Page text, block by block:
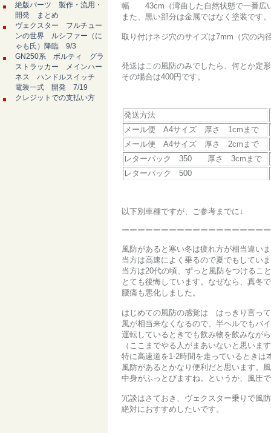
絶版パーツ 製作・流用・
開発 まとめ
ヴェクスター フルチュー
ンの世界 ルシファー（に
ゃも氏）降臨 9/3
GN250系 ボルティ グラ
ストラッカー メインハー
ネス ハンドルスイッチ
電装一式 開発 7/19
クレジットでの支払い方
幅 43cm（湾曲した自然状態で一番広
また、黒い部分は金属ではなく塗装です。
取り付けネジ穴のサイズは7mm（穴の内
発送はこの風防のみでしたら、何とか定
その場合は400円です。
発送方法
メール便 A4サイズ 厚さ 1cmまで
メール便 A4サイズ 厚さ 2cmまで
レターパック 350 厚さ 3cmまで
レターパック 500
以下別車種ですが、ご参考までに↓
ーーーーーーーーーーーーーーーーーー
風防があると寒い冬は疲れ方が相当違い
当方は高速によく乗るので夏でもしてい
当方は20代の頃、ずっと風防をつけるこ
とても後悔しています。なぜなら、真冬
腰痛も悪化しました。
はじめての風防の感覚は はっきり言っ
風が相当来なくなるので、半ヘルでもバ
運転しているときでも飲み物を飲みな
（ここまでやる人がまあいないと思いま
特に高速道を1-2時間を走っているとき
風防があるとかなり便利だと思います。
中身がふっとびますね。というか、風
冗談はさておき、ヴェクスター乗りで風
絶対におすすめしたいです。